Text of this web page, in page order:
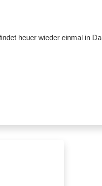
heuer wieder einmal in